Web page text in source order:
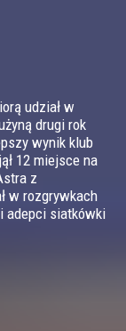
udział w
drugi rok
wynik klub
12 miejsce na
z
w rozgrywkach
adepci siatkówki